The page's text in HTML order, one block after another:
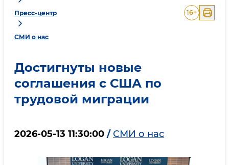
Пресс-центр
СМИ о нас
16+
Достигнуты новые
соглашения с США по
трудовой миграции
2026-05-13 11:30:00 / СМИ о нас